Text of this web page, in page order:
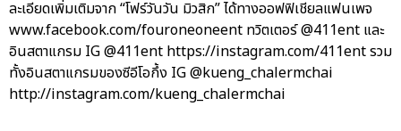
ละเอียดเพิ่มเติมจาก “โฟร์วันวัน มิวสิก” ได้ทางออฟฟิเชียลแฟนเพจ
www.facebook.com/fouroneoneent ทวิตเตอร์ @411ent และ
อินสตาแกรม IG @411ent https://instagram.com/411ent รวม
ทั้งอินสตาแกรมของซีอีโอกึ้ง IG @kueng_chalermchai
http://instagram.com/kueng_chalermchai